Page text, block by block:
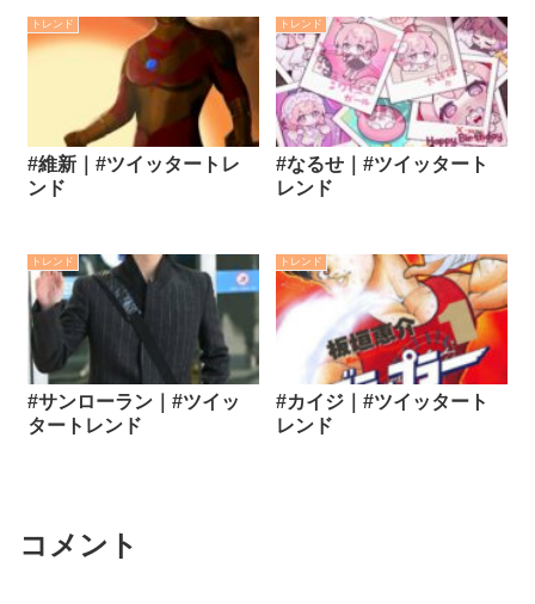
トレンド
#維新｜#ツイッタートレ
ンド
トレンド
#なるせ｜#ツイッタート
レンド
トレンド
#サンローラン｜#ツイッ
タートレンド
トレンド
#カイジ｜#ツイッタート
レンド
コメント